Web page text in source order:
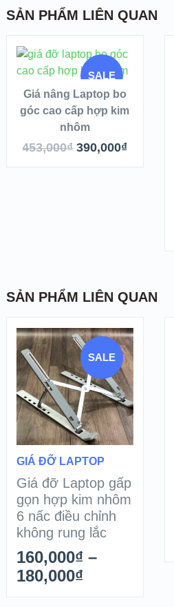
SẢN PHẨM LIÊN QUAN
SALE
OUT OF
STOCK
XEM NHANH
XEM CHI TIẾT
READ MORE
Giá nâng Laptop bo
góc cao cấp hợp kim
nhôm
453,000₫ 390,000₫
SẢN PHẨM LIÊN QUAN
SALE
XEM NHANH
XEM CHI TIẾT
SELECT OPTIONS
GIÁ ĐỠ LAPTOP
Giá đỡ Laptop gấp
gọn hợp kim nhôm
6 nấc điều chỉnh
không rung lắc
160,000₫ –
180,000₫